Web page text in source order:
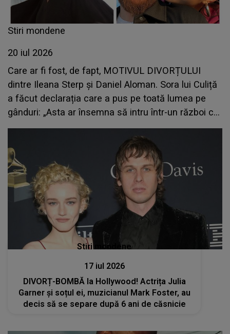
Stiri mondene
20 iul 2026
Care ar fi fost, de fapt, MOTIVUL DIVORȚULUI
dintre Ileana Sterp și Daniel Aloman. Sora lui Culiță
a făcut declarația care a pus pe toată lumea pe
gânduri: „Asta ar însemna să intru într-un război cu
el...”
Stiri mondene
17 iul 2026
DIVORȚ-BOMBĂ la Hollywood! Actrița Julia
Garner și soțul ei, muzicianul Mark Foster, au
decis să se separe după 6 ani de căsnicie